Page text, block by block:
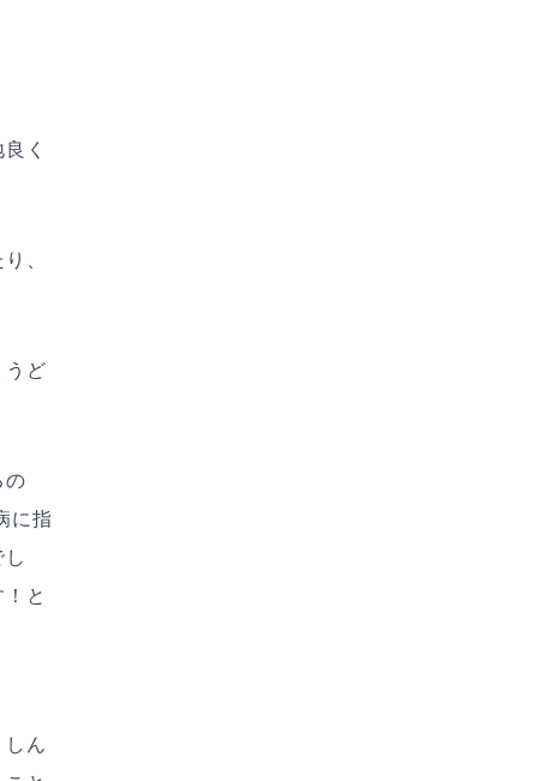
く
、
うど
の
に指
と
ん